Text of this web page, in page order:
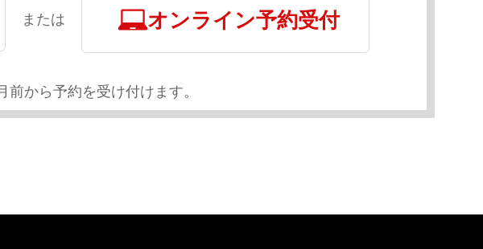
または オンライン予約受付
から予約を受け付けます。